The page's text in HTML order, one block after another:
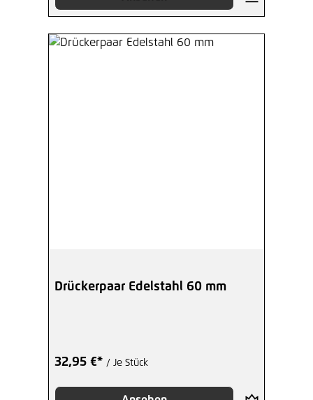
Drückerpaar Edelstahl 60 mm
32,95 €* / Je Stück